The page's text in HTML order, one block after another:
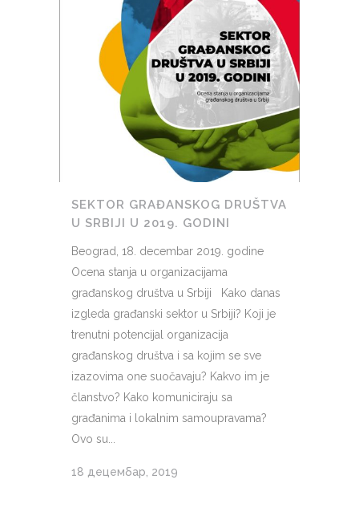
SEKTOR GRAĐANSKOG DRUŠTVA
U SRBIJI U 2019. GODINI
Beograd, 18. decembar 2019. godine
Ocena stanja u organizacijama
građanskog društva u Srbiji Kako danas
izgleda građanski sektor u Srbiji? Koji je
trenutni potencijal organizacija
građanskog društva i sa kojim se sve
izazovima one suočavaju? Kakvo im je
članstvo? Kako komuniciraju sa
građanima i lokalnim samoupravama?
Ovo su...
18 децембар, 2019